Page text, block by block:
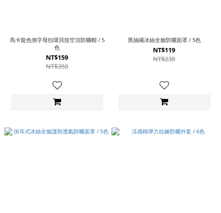
馬卡龍色側字母扣環貝殼空頂防曬帽 / 5
色
NT$159
NT$350
黑抽繩冰絲全臉防曬面罩 / 5色
NT$119
NT$230